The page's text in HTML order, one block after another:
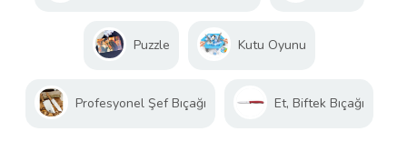
Puzzle Kutu Oyunu
Profesyonel Şef Bıçağı Et, Biftek Bıçağı